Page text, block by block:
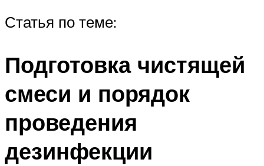
Статья по теме:
Подготовка чистящей
смеси и порядок
проведения
дезинфекции